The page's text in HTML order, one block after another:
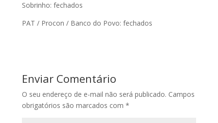
Sobrinho: fechados
PAT / Procon / Banco do Povo: fechados
Enviar Comentário
O seu endereço de e-mail não será publicado. Campos
obrigatórios são marcados com *